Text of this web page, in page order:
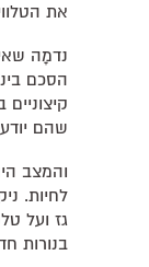
את
נדמָה
הסכם
שהם
והמצב
לחיות.
גז ועל
בנורות